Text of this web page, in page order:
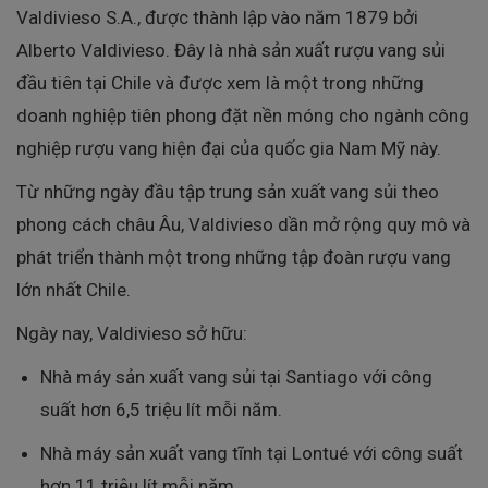
Valdivieso S.A., được thành lập vào năm 1879 bởi
Alberto Valdivieso. Đây là nhà sản xuất rượu vang sủi
đầu tiên tại Chile và được xem là một trong những
doanh nghiệp tiên phong đặt nền móng cho ngành công
nghiệp rượu vang hiện đại của quốc gia Nam Mỹ này.
Từ những ngày đầu tập trung sản xuất vang sủi theo
phong cách châu Âu, Valdivieso dần mở rộng quy mô và
phát triển thành một trong những tập đoàn rượu vang
lớn nhất Chile.
Ngày nay, Valdivieso sở hữu:
Nhà máy sản xuất vang sủi tại Santiago với công
suất hơn 6,5 triệu lít mỗi năm.
Nhà máy sản xuất vang tĩnh tại Lontué với công suất